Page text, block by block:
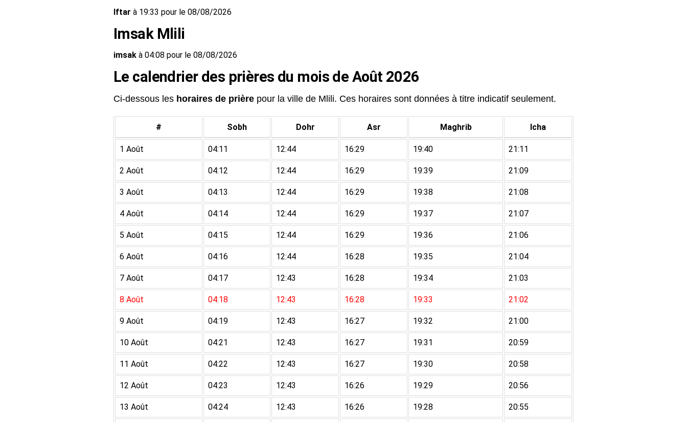
Iftar à 19:33 pour le 08/08/2026
Imsak Mlili
imsak à 04:08 pour le 08/08/2026
Le calendrier des prières du mois de Août 2026
Ci-dessous les horaires de prière pour la ville de Mlili. Ces horaires sont données à titre indicatif seulement.
# Sobh Dohr Asr Maghrib Icha
1 Août 04:11 12:44 16:29 19:40 21:11
2 Août 04:12 12:44 16:29 19:39 21:09
3 Août 04:13 12:44 16:29 19:38 21:08
4 Août 04:14 12:44 16:29 19:37 21:07
5 Août 04:15 12:44 16:29 19:36 21:06
6 Août 04:16 12:44 16:28 19:35 21:04
7 Août 04:17 12:43 16:28 19:34 21:03
8 Août 04:18 12:43 16:28 19:33 21:02
9 Août 04:19 12:43 16:27 19:32 21:00
10 Août 04:21 12:43 16:27 19:31 20:59
11 Août 04:22 12:43 16:27 19:30 20:58
12 Août 04:23 12:43 16:26 19:29 20:56
13 Août 04:24 12:43 16:26 19:28 20:55